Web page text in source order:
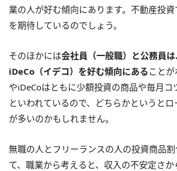
業の人が好む傾向にあります。不動産投
を期待しているのでしょう。
そのほかには会社員（一般職）と公務員
iDeCo（イデコ）を好む傾向にある こと
やiDeCoはともに少額投資の商品や毎月コ
といわれているので、どちらかというと
が多いのかもしれません。
無職の人とフリーランスの人の投資商品
て、職業から考えると、収入の不安定さか